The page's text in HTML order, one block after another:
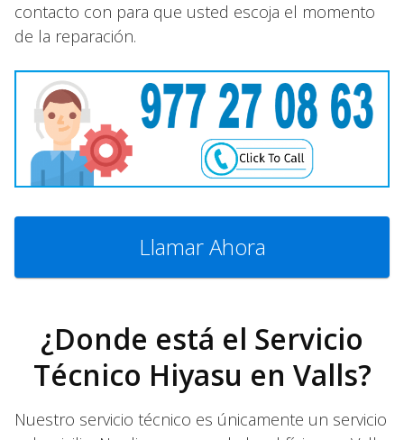
contacto con para que usted escoja el momento
de la reparación.
Llamar Ahora
¿Donde está el Servicio
Técnico Hiyasu en Valls?
Nuestro servicio técnico es únicamente un servicio